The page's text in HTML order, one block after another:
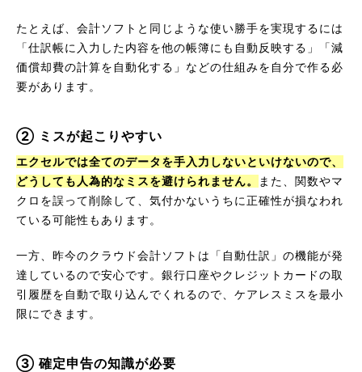
たとえば、会計ソフトと同じような使い勝手を実現するには
「仕訳帳に入力した内容を他の帳簿にも自動反映する」「減
価償却費の計算を自動化する」などの仕組みを自分で作る必
要があります。
② ミスが起こりやすい
エクセルでは全てのデータを手入力しないといけないので、
どうしても人為的なミスを避けられません。
また、関数やマ
クロを誤って削除して、気付かないうちに正確性が損なわれ
ている可能性もあります。
一方、昨今のクラウド会計ソフトは「自動仕訳」の機能が発
達しているので安心です。銀行口座やクレジットカードの取
引履歴を自動で取り込んでくれるので、ケアレスミスを最小
限にできます。
③ 確定申告の知識が必要